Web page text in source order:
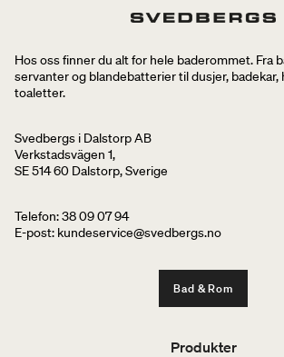
Hos oss finner du alt for hele baderommet. Fra
servanter og blandebatterier til dusjer,
toaletter.
Svedbergs i Dalstorp AB
Verkstadsvägen 1,
SE 514 60 Dalstorp, Sverige
Telefon: 38 09 07 94
E-post: kundeservice@svedbergs.no
Bad & Rom
Produkter